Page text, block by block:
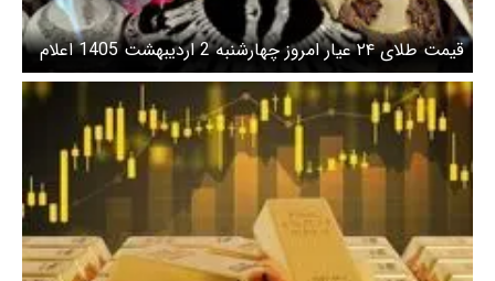
قیمت طلای ۲۴ عیار امروز چهارشنبه 2 اردیبهشت 1405 اعلام
شد